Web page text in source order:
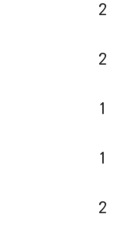
2
2
1
1
2